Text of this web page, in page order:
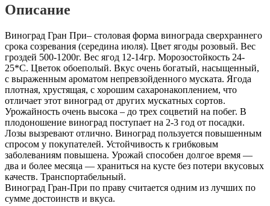
Описание
Виноград Гран При– столовая форма винограда сверхраннего
срока созревания (середина июля). Цвет ягоды розовый. Вес
гроздей 500-1200г. Вес ягод 12-14гр. Морозостойкость 24-
25*С. Цветок обоеполый. Вкус очень богатый, насыщенный,
с выраженным ароматом непревзойденного муската. Ягода
плотная, хрустящая, с хорошим сахаронакоплением, что
отличает этот виноград от других мускатных сортов.
Урожайность очень высока – до трех соцветий на побег. В
плодоношение виноград поступает на 2-3 год от посадки.
Лозы вызревают отлично. Виноград пользуется повышенным
спросом у покупателей. Устойчивость к грибковым
заболеваниям повышена. Урожай способен долгое время —
два и более месяца — храниться на кусте без потери вкусовых
качеств. Транспортабельный.
Виноград Гран-При по праву считается одним из лучших по
сумме достоинств и вкуса.